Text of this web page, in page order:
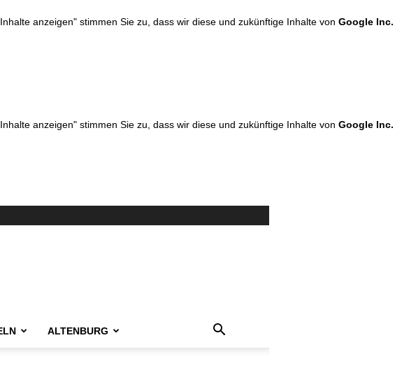
anzeigen" stimmen Sie zu, dass wir diese und zukünftige Inhalte von Google Inc.
anzeigen" stimmen Sie zu, dass wir diese und zukünftige Inhalte von Google Inc.
ALTENBURG